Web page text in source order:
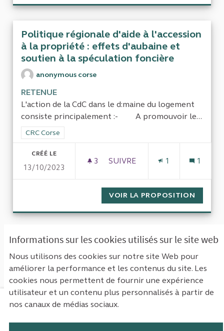
Informations sur les cookies utilisés sur le site web
Nous utilisons des cookies sur notre site Web pour
améliorer la performance et les contenus du site. Les
cookies nous permettent de fournir une expérience
utilisateur et un contenu plus personnalisés à partir de
nos canaux de médias sociaux.
Politique régionale d'aide à l'accession
à la propriété : effets d'aubaine et
soutien à la spéculation foncière
anonymous corse
RETENUE
L'action de la CdC dans le d:maine du logement
consiste principalement :- A promouvoir le...
Filtrer les résultats de la catégorie : CRC Corse
CRC Corse
CRÉÉ LE
13/10/2023
3 3 ABONNÉS
SUIVRE 1 1
VOIR LA PROPOSITION
« Première ‹ Précédent
Suivant ›
Dernière »
Voir toutes les propositions retirées
Mentions légales